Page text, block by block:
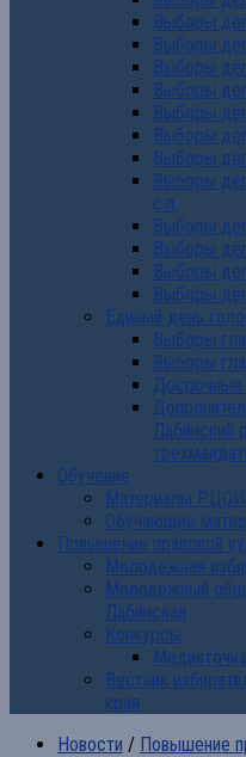
Выборы
Выборы
Выборы
Выборы
Выборы
Выборы
Выборы
Выборы
с.п.
Выборы
Выборы
Выборы
Выборы
Единый день
Выборы
Выборы
Досрочные
Лабинский
Обучение
Материалы
Обучающие
Повышение правовой
Молодежная
Молодежный
Лабинская
Конкурсы
Медиаточка
Вестник
края
Новости / Повышение